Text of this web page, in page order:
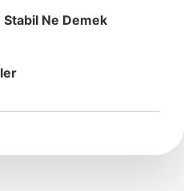
Stabil Ne Demek